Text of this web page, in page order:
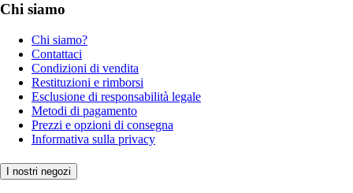
Chi siamo
Chi siamo?
Contattaci
Condizioni di vendita
Restituzioni e rimborsi
Esclusione di responsabilità legale
Metodi di pagamento
Prezzi e opzioni di consegna
Informativa sulla privacy
I nostri negozi